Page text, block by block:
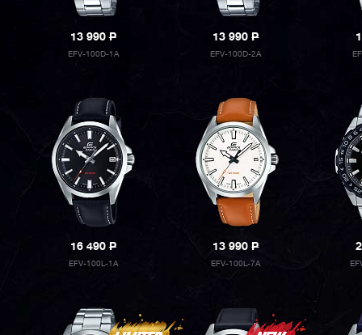
13 990P
EFV-100D-1A
13 990P
EFV-100D-2A
16 490P
EFV-100L-1A
13 990P
EFV-100L-7A